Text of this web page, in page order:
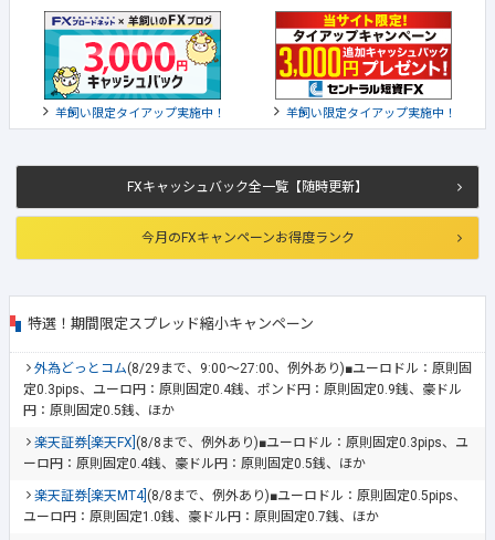
FXキャッシュバック全一覧【随時更新】
今月のFXキャンペーンお得度ランク
特選！期間限定スプレッド縮小キャンペーン
外為どっとコム(8/29まで、9:00～27:00、例外あり)■ユーロドル：原則固
定0.3pips、ユーロ円：原則固定0.4銭、ポンド円：原則固定0.9銭、豪ドル
円：原則固定0.5銭、ほか
楽天証券[楽天FX] (8/8まで、例外あり)■ユーロドル：原則固定0.3pips、ユ
ーロ円：原則固定0.4銭、豪ドル円：原則固定0.5銭、ほか
楽天証券[楽天MT4] (8/8まで、例外あり)■ユーロドル：原則固定0.5pips、
ユーロ円：原則固定1.0銭、豪ドル円：原則固定0.7銭、ほか
羊飼い限定タイアップ実施中！ 羊飼い限定タイアップ実施中！